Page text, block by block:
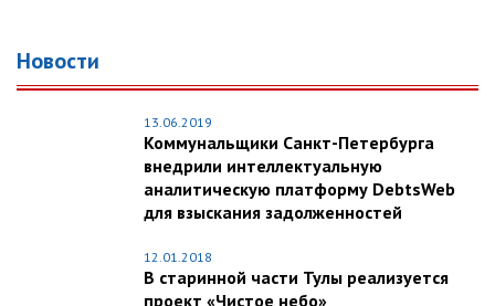
Новости
13.06.2019
Коммунальщики Санкт-Петербурга
внедрили интеллектуальную
аналитическую платформу DebtsWeb
для взыскания задолженностей
12.01.2018
В старинной части Тулы реализуется
проект «Чистое небо»